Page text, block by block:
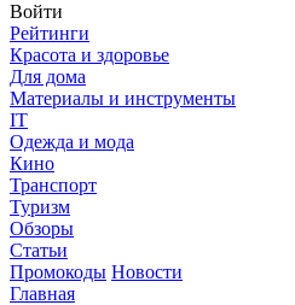
Войти
Рейтинги
Красота и здоровье
Для дома
Материалы и инструменты
IT
Одежда и мода
Кино
Транспорт
Туризм
Обзоры
Статьи
Промокоды Новости
Главная